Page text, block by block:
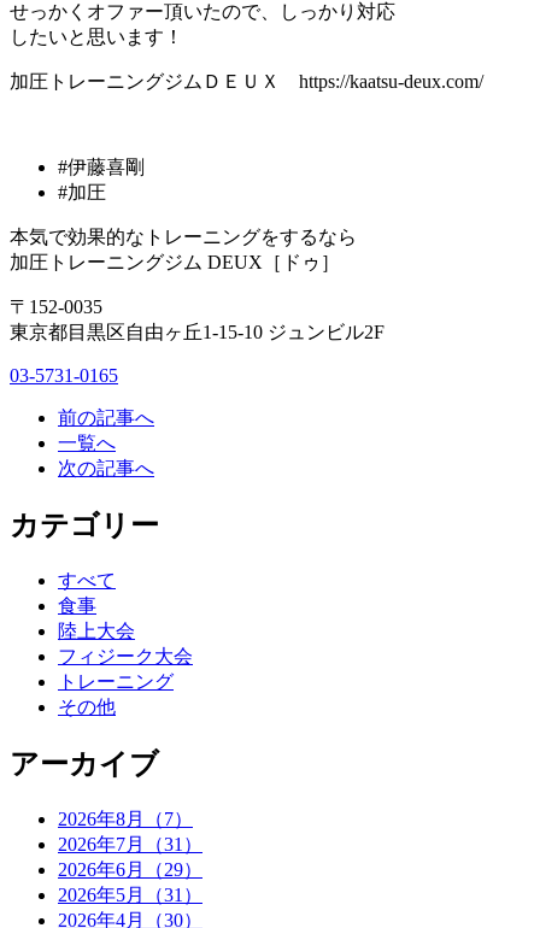
せっかくオファー頂いたので、しっかり対応
したいと思います！
加圧トレーニングジムＤＥＵＸ https://kaatsu-deux.com/
#伊藤喜剛
#加圧
本気で効果的なトレーニングをするなら
加圧トレーニングジム DEUX［ドゥ］
〒152-0035
東京都目黒区自由ヶ丘1-15-10 ジュンビル2F
03-5731-0165
前の記事へ
一覧へ
次の記事へ
カテゴリー
すべて
食事
陸上大会
フィジーク大会
トレーニング
その他
アーカイブ
2026年8月（7）
2026年7月（31）
2026年6月（29）
2026年5月（31）
2026年4月（30）